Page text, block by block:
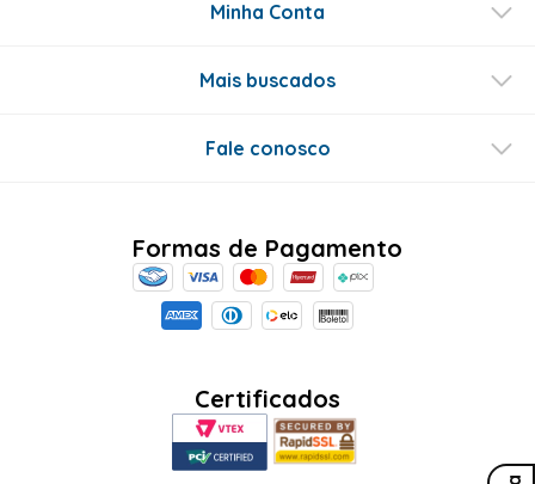
Minha Conta
Mais buscados
Fale conosco
Formas de Pagamento
Certificados